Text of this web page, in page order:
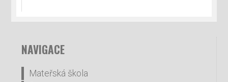
NAVIGACE
Mateřská škola